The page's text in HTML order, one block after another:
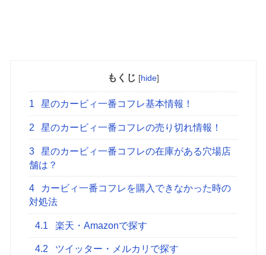
もくじ [hide]
1 星のカービィ一番コフレ基本情報！
2 星のカービィ一番コフレの売り切れ情報！
3
星のカービィ一番コフレの在庫がある穴場店
舗は？
4
カービィ一番コフレを購入できなかった時の
対処法
4.1 楽天・Amazonで探す
4.2 ツイッター・メルカリで探す